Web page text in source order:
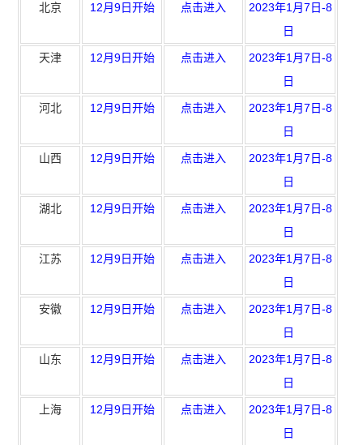
北京 12月9日开始 点击进入
2023年1月7日-8
日
天津 12月9日开始 点击进入
2023年1月7日-8
日
河北 12月9日开始 点击进入
2023年1月7日-8
日
山西 12月9日开始 点击进入
2023年1月7日-8
日
湖北 12月9日开始 点击进入
2023年1月7日-8
日
江苏 12月9日开始 点击进入
2023年1月7日-8
日
安徽 12月9日开始 点击进入
2023年1月7日-8
日
山东 12月9日开始 点击进入
2023年1月7日-8
日
上海 12月9日开始 点击进入
2023年1月7日-8
日